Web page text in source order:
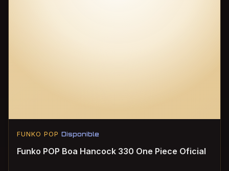
FUNKO POP Disponible
Funko POP Boa Hancock 330 One Piece Oficial